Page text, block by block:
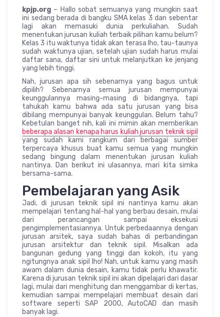
kpjp.org – Hallo sobat semuanya yang mungkin saat
ini sedang berada di bangku SMA kelas 3 dan sebentar
lagi akan memasuki dunia perkuliahan. Sudah
menentukan jurusan kuliah terbaik pilihan kamu belum?
Kelas 3 itu waktunya tidak akan terasa lho, tau-taunya
sudah waktunya ujian, setelah ujian sudah harus mulai
daftar sana, daftar sini untuk melanjutkan ke jenjang
yang lebih tinggi.
Nah, jurusan apa sih sebenarnya yang bagus untuk
dipilih? Sebenarnya semua jurusan mempunyai
keunggulannya masing-masing di bidangnya, tapi
tahukah kamu bahwa ada satu jurusan yang bisa
dibilang mempunyai banyak keunggulan. Belum tahu?
Kebetulan banget nih, kali ini mimin akan memberikan
beberapa alasan kenapa harus kuliah jurusan teknik sipil
yang sudah kami rangkum dari berbagai sumber
terpercaya khusus buat kamu semua yang mungkin
sedang bingung dalam menentukan jurusan kuliah
nantinya. Dan berikut ini ulasannya, mari kita simka
bersama-sama.
Pembelajaran yang Asik
Jadi, di jurusan teknik sipil ini nantinya kamu akan
mempelajari tentang hal-hal yang berbau desain, mulai
dari perancangan sampai eksekusi
pengimplementasiannya. Untuk perbedaannya dengan
jurusan arsitek, saya sudah bahas di perbandingan
jurusan arsitektur dan teknik sipil. Misalkan ada
bangunan gedung yang tinggi dan kokoh, itu yang
ngitungnya anak sipil lho! Nah, untuk kamu yang masih
awam dalam dunia desain, kamu tidak perlu khawatir.
Karena di jurusan teknik sipil ini akan dipelajari dari dasar
lagi, mulai dari menghitung dan menggambar di kertas,
kemudian sampai mempelajari membuat desain dari
software seperti SAP 2000, AutoCAD dan masih
banyak lagi.